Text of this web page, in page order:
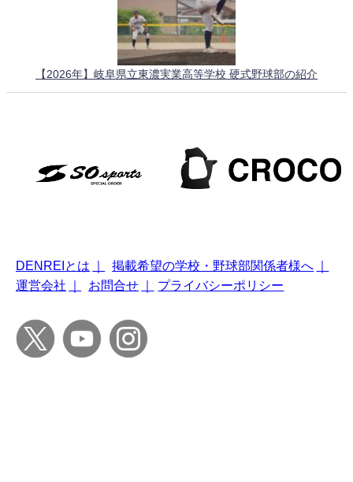
【2026年】岐阜県立東濃実業高等学校 硬式野球部の紹介
DENREIとは ｜ 掲載希望の学校・野球部関係者様へ
｜
運営会社
｜ お問合せ ｜ プライバシーポリシー